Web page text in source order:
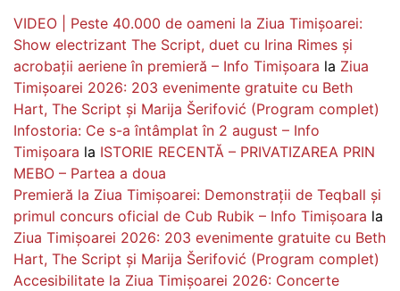
VIDEO | Peste 40.000 de oameni la Ziua Timișoarei:
Show electrizant The Script, duet cu Irina Rimes și
acrobații aeriene în premieră – Info Timișoara la Ziua
Timișoarei 2026: 203 evenimente gratuite cu Beth
Hart, The Script și Marija Šerifović (Program complet)
Infostoria: Ce s-a întâmplat în 2 august – Info
Timișoara la ISTORIE RECENTĂ – PRIVATIZAREA PRIN
MEBO – Partea a doua
Premieră la Ziua Timișoarei: Demonstrații de Teqball și
primul concurs oficial de Cub Rubik – Info Timișoara la
Ziua Timișoarei 2026: 203 evenimente gratuite cu Beth
Hart, The Script și Marija Šerifović (Program complet)
Accesibilitate la Ziua Timișoarei 2026: Concerte